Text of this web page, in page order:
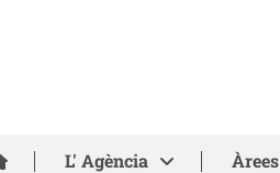
Inici L' Agència Àrees